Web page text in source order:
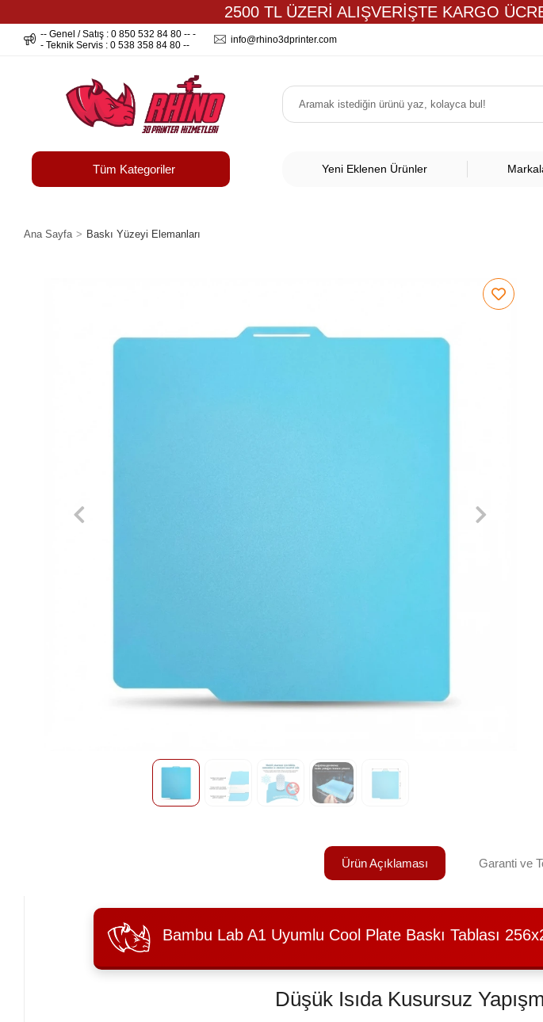
2500 TL ÜZERİ ALIŞVERİŞTE KARGO
-- Genel / Satış : 0 850 532 84 80 -- -
- Teknik Servis : 0 538 358 84 80 --
info@rhino3dprinter.com
Tüm Kategoriler Yeni Eklenen Ürünler
Ana Sayfa Baskı Yüzeyi Elemanları
Ürün Açıklaması Garanti ve
Bambu Lab A1 Uyumlu Cool Plate Baskı Tablası
Düşük Isıda Kusursuz